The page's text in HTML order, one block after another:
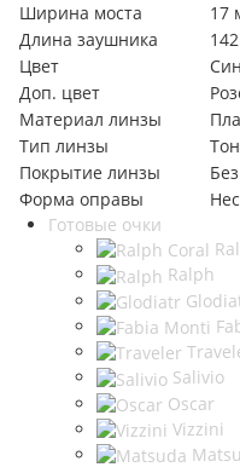
Ширина моста
17
Длина заушника
Цвет
Доп. цвет
Материал линзы
Тип линзы
Покрытие линзы
Форма оправы
Готовые очки
Ralph
Salivio
Oscar
Vizzini